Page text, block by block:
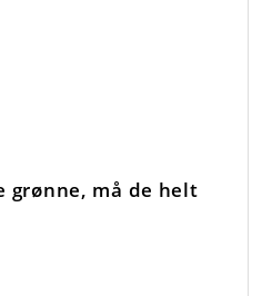
grønne, må de helt